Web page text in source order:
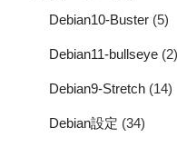
Debian10-Buster (5)
Debian11-bullseye (2)
Debian9-Stretch (14)
Debian設定 (34)